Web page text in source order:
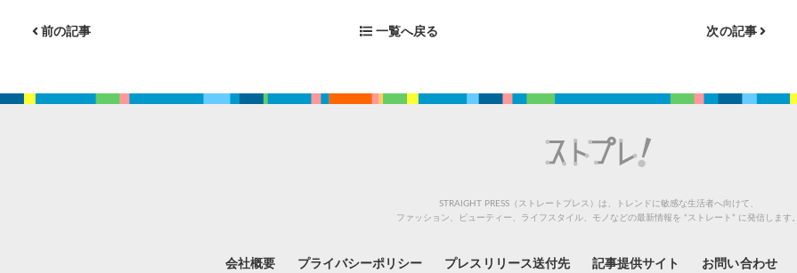
前の記事 一覧へ戻る 次の記事
STRAIGHT PRESS（ストレートプレス）は、トレンドに敏感な生活者へ向けて、
ファッション、ビューティー、ライフスタイル、モノなどの最新情報を “ストレート” に発信します。
会社概要 プライバシーポリシー プレスリリース送付先 記事提供サイト お問い合わせ